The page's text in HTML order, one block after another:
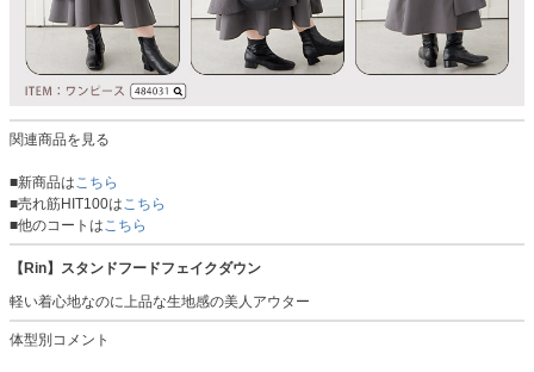
関連商品を見る
■新商品はこちら
■売れ筋HIT100はこちら
■他のコートはこちら
【Rin】スタンドフードフェイクダウン
軽い着心地なのに上品な生地感の美人アウター
体型別コメント